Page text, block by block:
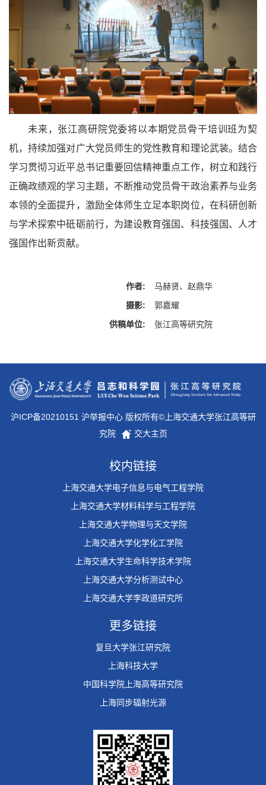
未来，张江高研院党委将以本期党员骨干培训班为契
机，持续加强对广大党员师生的党性教育和理论武装。结合
学习贯彻习近平总书记重要回信精神重点工作，树立和践行
正确政绩观的学习主题，不断推动党员骨干政治素养与业务
本领的全面提升，激励全体师生立足本职岗位，在科研创新
与学术探索中砥砺前行，为建设教育强国、科技强国、人才
强国作出新贡献。
作者:
马赫贤、赵鼎华
摄影:
郭嘉耀
供稿单位:
张江高等研究院
沪ICP备20210151 沪举报中心 版权所有©上海交通大学张江高等研
究院
交大主页
校内链接
上海交通大学电子信息与电气工程学院
上海交通大学材料科学与工程学院
上海交通大学物理与天文学院
上海交通大学化学化工学院
上海交通大学生命科学技术学院
上海交通大学分析测试中心
上海交通大学李政道研究所
更多链接
复旦大学张江研究院
上海科技大学
中国科学院上海高等研究院
上海同步辐射光源